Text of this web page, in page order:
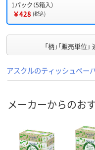
1パック（5箱入）
￥428 (税込)
「柄」「販売単位
アスクルのティッシュペー
メーカーからのお